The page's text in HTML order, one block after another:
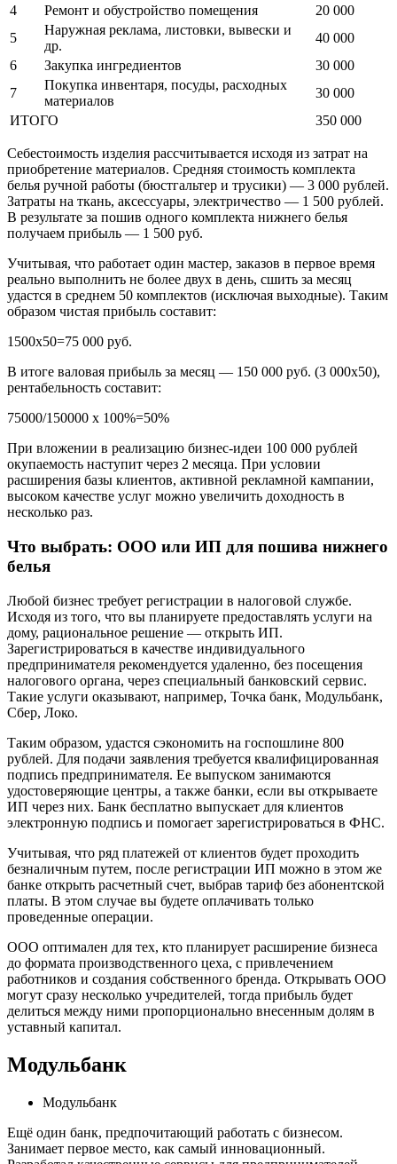
4
Ремонт и обустройство помещения
20 000
5
Наружная реклама, листовки, вывески и
др.
40 000
6
Закупка ингредиентов
30 000
7
Покупка инвентаря, посуды, расходных
материалов
30 000
ИТОГО
350 000
Себестоимость изделия рассчитывается исходя из затрат на
приобретение материалов. Средняя стоимость комплекта
белья ручной работы (бюстгальтер и трусики) — 3 000 рублей.
Затраты на ткань, аксессуары, электричество — 1 500 рублей.
В результате за пошив одного комплекта нижнего белья
получаем прибыль — 1 500 руб.
Учитывая, что работает один мастер, заказов в первое время
реально выполнить не более двух в день, сшить за месяц
удастся в среднем 50 комплектов (исключая выходные). Таким
образом чистая прибыль составит:
1500х50=75 000 руб.
В итоге валовая прибыль за месяц — 150 000 руб. (3 000х50),
рентабельность составит:
75000/150000 х 100%=50%
При вложении в реализацию бизнес-идеи 100 000 рублей
окупаемость наступит через 2 месяца. При условии
расширения базы клиентов, активной рекламной кампании,
высоком качестве услуг можно увеличить доходность в
несколько раз.
Что выбрать: ООО или ИП для пошива нижнего
белья
Любой бизнес требует регистрации в налоговой службе.
Исходя из того, что вы планируете предоставлять услуги на
дому, рациональное решение — открыть ИП.
Зарегистрироваться в качестве индивидуального
предпринимателя рекомендуется удаленно, без посещения
налогового органа, через специальный банковский сервис.
Такие услуги оказывают, например, Точка банк, Модульбанк,
Сбер, Локо.
Таким образом, удастся сэкономить на госпошлине 800
рублей. Для подачи заявления требуется квалифицированная
подпись предпринимателя. Ее выпуском занимаются
удостоверяющие центры, а также банки, если вы открываете
ИП через них. Банк бесплатно выпускает для клиентов
электронную подпись и помогает зарегистрироваться в ФНС.
Учитывая, что ряд платежей от клиентов будет проходить
безналичным путем, после регистрации ИП можно в этом же
банке открыть расчетный счет, выбрав тариф без абонентской
платы. В этом случае вы будете оплачивать только
проведенные операции.
ООО оптимален для тех, кто планирует расширение бизнеса
до формата производственного цеха, с привлечением
работников и создания собственного бренда. Открывать ООО
могут сразу несколько учредителей, тогда прибыль будет
делиться между ними пропорционально внесенным долям в
уставный капитал.
Модульбанк
Модульбанк
Ещё один банк, предпочитающий работать с бизнесом.
Занимает первое место, как самый инновационный.